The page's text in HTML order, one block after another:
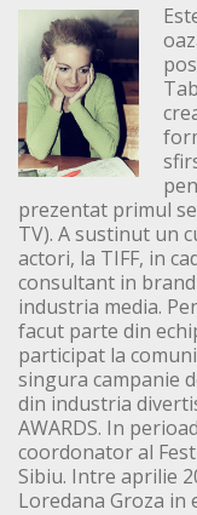
prezentat primul
TV). A sustinut un
actori, la TIFF, in
consultant in
industria media.
facut parte din
participat la
singura campanie
din industria
AWARDS. In
coordonator al
Sibiu. Intre aprilie
Loredana Groza in